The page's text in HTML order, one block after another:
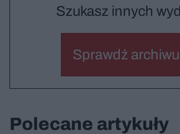
Szukasz innych
Sprawdź
Polecane artykuły